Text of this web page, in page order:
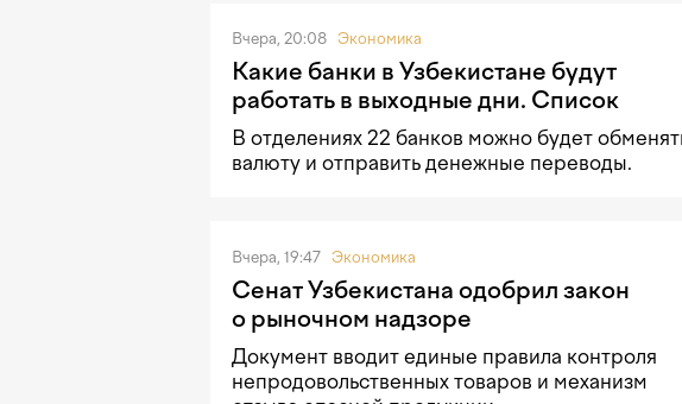
Вчера, 20:08 Экономика
Какие банки в Узбекистане будут
работать в выходные дни. Список
В отделениях 22 банков можно будет
валюту и отправить денежные переводы.
Вчера, 19:47 Экономика
Сенат Узбекистана одобрил закон
о рыночном надзоре
Документ вводит единые правила контроля
непродовольственных товаров и механизм